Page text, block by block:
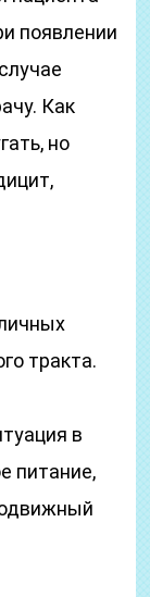
появлении
Как
но
тракта.
в
питание,